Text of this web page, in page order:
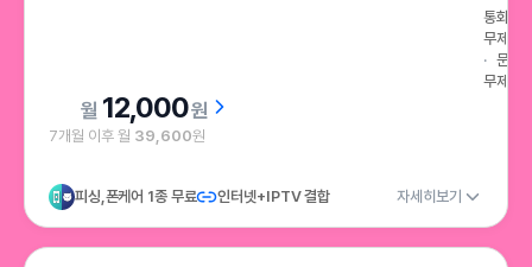
통화
무제한
문자
무제한
12,000원
7개월 이후 월 39,600원
피싱,폰케어 1종 무료 인터넷+IPTV 결합 자세히보기